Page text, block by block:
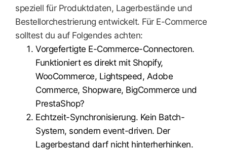
speziell für Produktdaten, Lagerbestände und
Bestellorchestrierung entwickelt. Für E-Commerce
solltest du auf Folgendes achten:
Vorgefertigte E-Commerce-Connectoren.
Funktioniert es direkt mit Shopify,
WooCommerce, Lightspeed, Adobe
Commerce, Shopware, BigCommerce und
PrestaShop?
Echtzeit-Synchronisierung. Kein Batch-
System, sondern event-driven. Der
Lagerbestand darf nicht hinterherhinken.